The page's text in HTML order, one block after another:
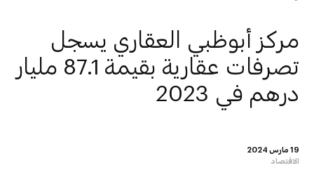
19 مارس 2024
الاقتصاد
مركز أبوظبي العقاري يسجل
تصرفات عقارية بقيمة 87.1 مليار
درهم في 2023